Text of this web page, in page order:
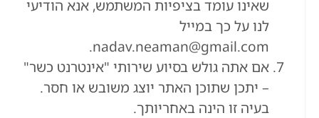
שאינו עומד בציפיות המשתמש, אנא הודיעי
לנו על כך במייל
nadav.neaman@gmail.com.
אם אתה גולש בסיוע שירותי "אינטרנט כשר"
– יתכן שתוכן האתר יוצג משובש או חסר.
בעיה זו הינה באחריותך.